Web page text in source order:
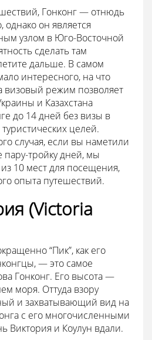
Гонконг — отнюдь
он является
узлом в Юго-Восточной
сделать там
дальше. В самом
интересного, на что
визовый режим позволяет
и Казахстана
до 14 дней без визы в
целей.
случая, если вы наметили
пару-тройку дней, мы
10 мест для посещения,
опыта путешествий.
(Victoria
“Пик”, как его
— это самое
Гонконг. Его высота —
моря. Оттуда взору
и захватывающий вид на
с его многочисленными
Виктория и Коулун вдали.